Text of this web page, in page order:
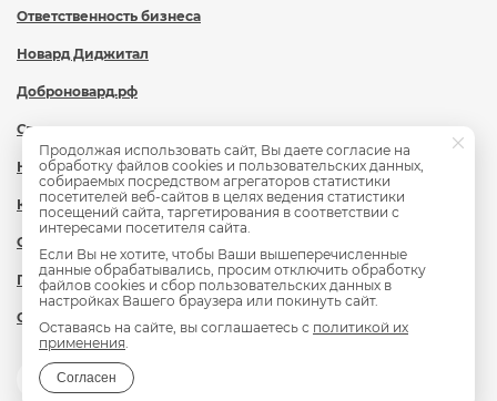
Ответственность бизнеса
Новард Диджитал
Доброновард.рф
Статьи
Новости
Контакты
Охрана труда
Политика обработки персональных данных
Сведения об образовательной организации
Продолжая использовать сайт, Вы даете согласие на
обработку файлов cookies и пользовательских данных,
собираемых посредством агрегаторов статистики
посетителей веб-сайтов в целях ведения статистики
посещений сайта, таргетирования в соответствии с
интересами посетителя сайта.
Если Вы не хотите, чтобы Ваши вышеперечисленные
данные обрабатывались, просим отключить обработку
файлов cookies и сбор пользовательских данных в
настройках Вашего браузера или покинуть сайт.
Оставаясь на сайте, вы соглашаетесь с политикой их
применения.
Согласен